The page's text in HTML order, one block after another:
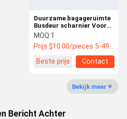
Duurzame bagageruimte
Busdeur scharnier Voor
Xiamen King Long Bussen
/ Coaches
MOQ:1
Prijs:$10.00/pieces 5-49 pieces
Beste prijs
Contact
Bekijk meer
Bericht Achter